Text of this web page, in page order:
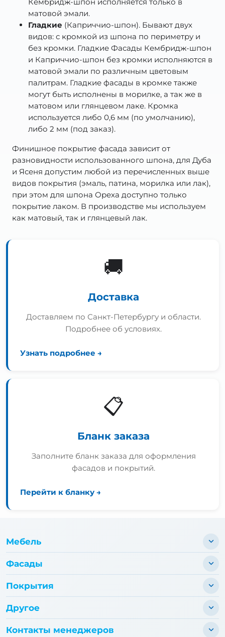
Кембридж-шпон исполняется только в
матовой эмали.
Гладкие (Каприччио-шпон). Бывают двух
видов: с кромкой из шпона по периметру и
без кромки. Гладкие Фасады Кембридж-шпон
и Каприччио-шпон без кромки исполняются в
матовой эмали по различным цветовым
палитрам. Гладкие фасады в кромке также
могут быть исполнены в морилке, а так же в
матовом или глянцевом лаке. Кромка
используется либо 0,6 мм (по умолчанию),
либо 2 мм (под заказ).
Финишное покрытие фасада зависит от
разновидности использованного шпона, для Дуба
и Ясеня допустим любой из перечисленных выше
видов покрытия (эмаль, патина, морилка или лак),
при этом для шпона Ореха доступно только
покрытие лаком. В производстве мы используем
как матовый, так и глянцевый лак.
🚚
Доставка
Доставляем по Санкт-Петербургу и области.
Подробнее об условиях.
Узнать подробнее →
📋
Бланк заказа
Заполните бланк заказа для оформления
фасадов и покрытий.
Перейти к бланку →
Мебель
Фасады
Покрытия
Другое
Контакты менеджеров